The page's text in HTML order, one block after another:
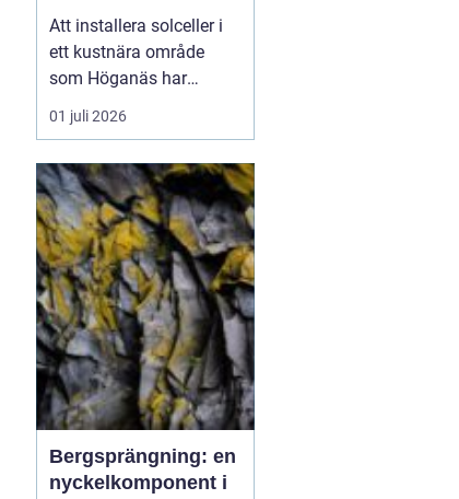
Att installera solceller i
ett kustnära område
som Höganäs har
många fördelar. Du får
lägre elkostnader,
klimatpåverkan och gör
din fastighet mer
attraktiv. Samtidigt finns
det lokala
förutsättningar att ta
hänsyn till: vind, salt luft,
t...
01 juli 2026
Bergsprängning: en
nyckelkomponent i